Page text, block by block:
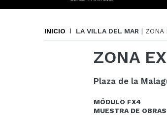
INICIO
LA VILLA DEL MAR | ZONA
ZONA
Plaza de la
MÓDULO FX4
MUESTRA DE